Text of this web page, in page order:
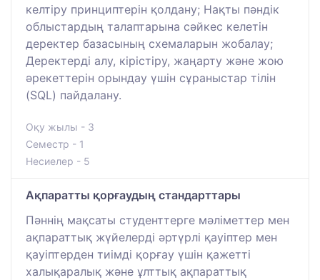
келтіру принциптерін қолдану; Нақты пәндік
облыстардың талаптарына сәйкес келетін
деректер базасының схемаларын жобалау;
Деректерді алу, кірістіру, жаңарту және жою
әрекеттерін орындау үшін сұраныстар тілін
(SQL) пайдалану.
Оқу жылы - 3
Семестр - 1
Несиелер - 5
Ақпаратты қорғаудың стандарттары
Пәннің мақсаты студенттерге мәліметтер мен
ақпараттық жүйелерді әртүрлі қауіптер мен
қауіптерден тиімді қорғау үшін қажетті
халықаралық және ұлттық ақпараттық